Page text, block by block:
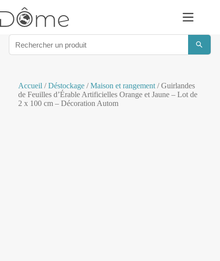
Accueil /Déstockage/Maison et rangement/ Guirlandes
de Feuilles d’Érable Artificielles Orange et Jaune – Lot de
2 x 100 cm – Décoration Autom